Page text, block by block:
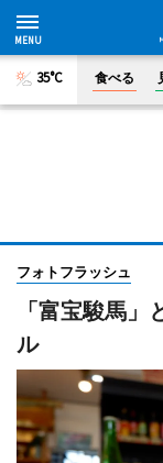
35°C 食べる
フォトフラッシュ
「富宝駿馬
ル